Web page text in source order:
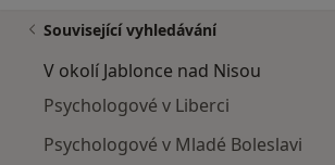
Související vyhledávání
V okolí Jablonce nad Nisou
Psychologové v Liberci
Psychologové v Mladé Boleslavi